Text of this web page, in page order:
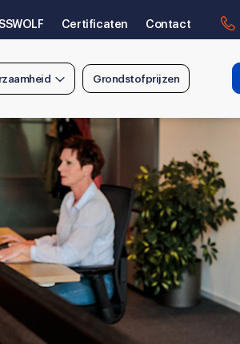
Certificaten Contact
Grondstofprijzen